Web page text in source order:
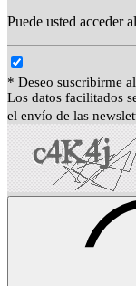
Puede usted acceder al
* Deseo suscribirme
Los datos facilitados
el envío de las